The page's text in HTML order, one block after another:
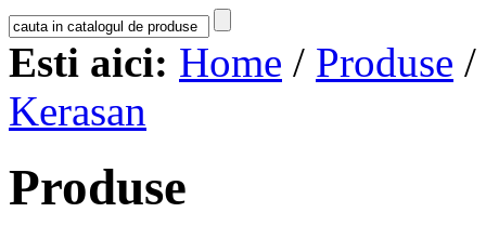
Esti aici: Home / Produse /
Kerasan
Produse